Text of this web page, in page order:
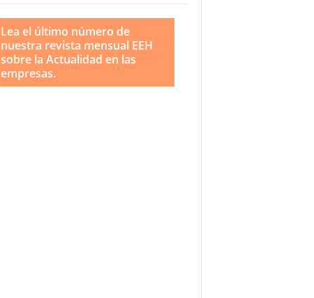
Lea el último número de
nuestra revista mensual EEH
sobre la Actualidad en las
empresas.